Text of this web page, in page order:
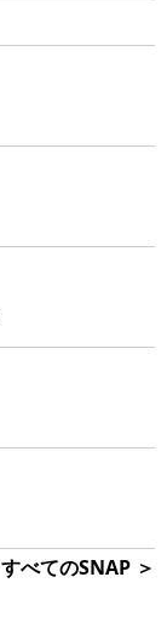
すべてのSNAP ＞